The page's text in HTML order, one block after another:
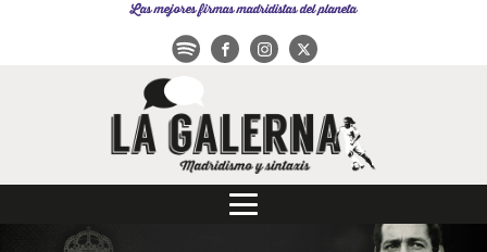
Las mejores firmas madridistas del planeta